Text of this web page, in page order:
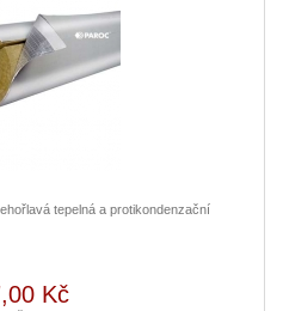
tepelná a protikondenzační
Kč